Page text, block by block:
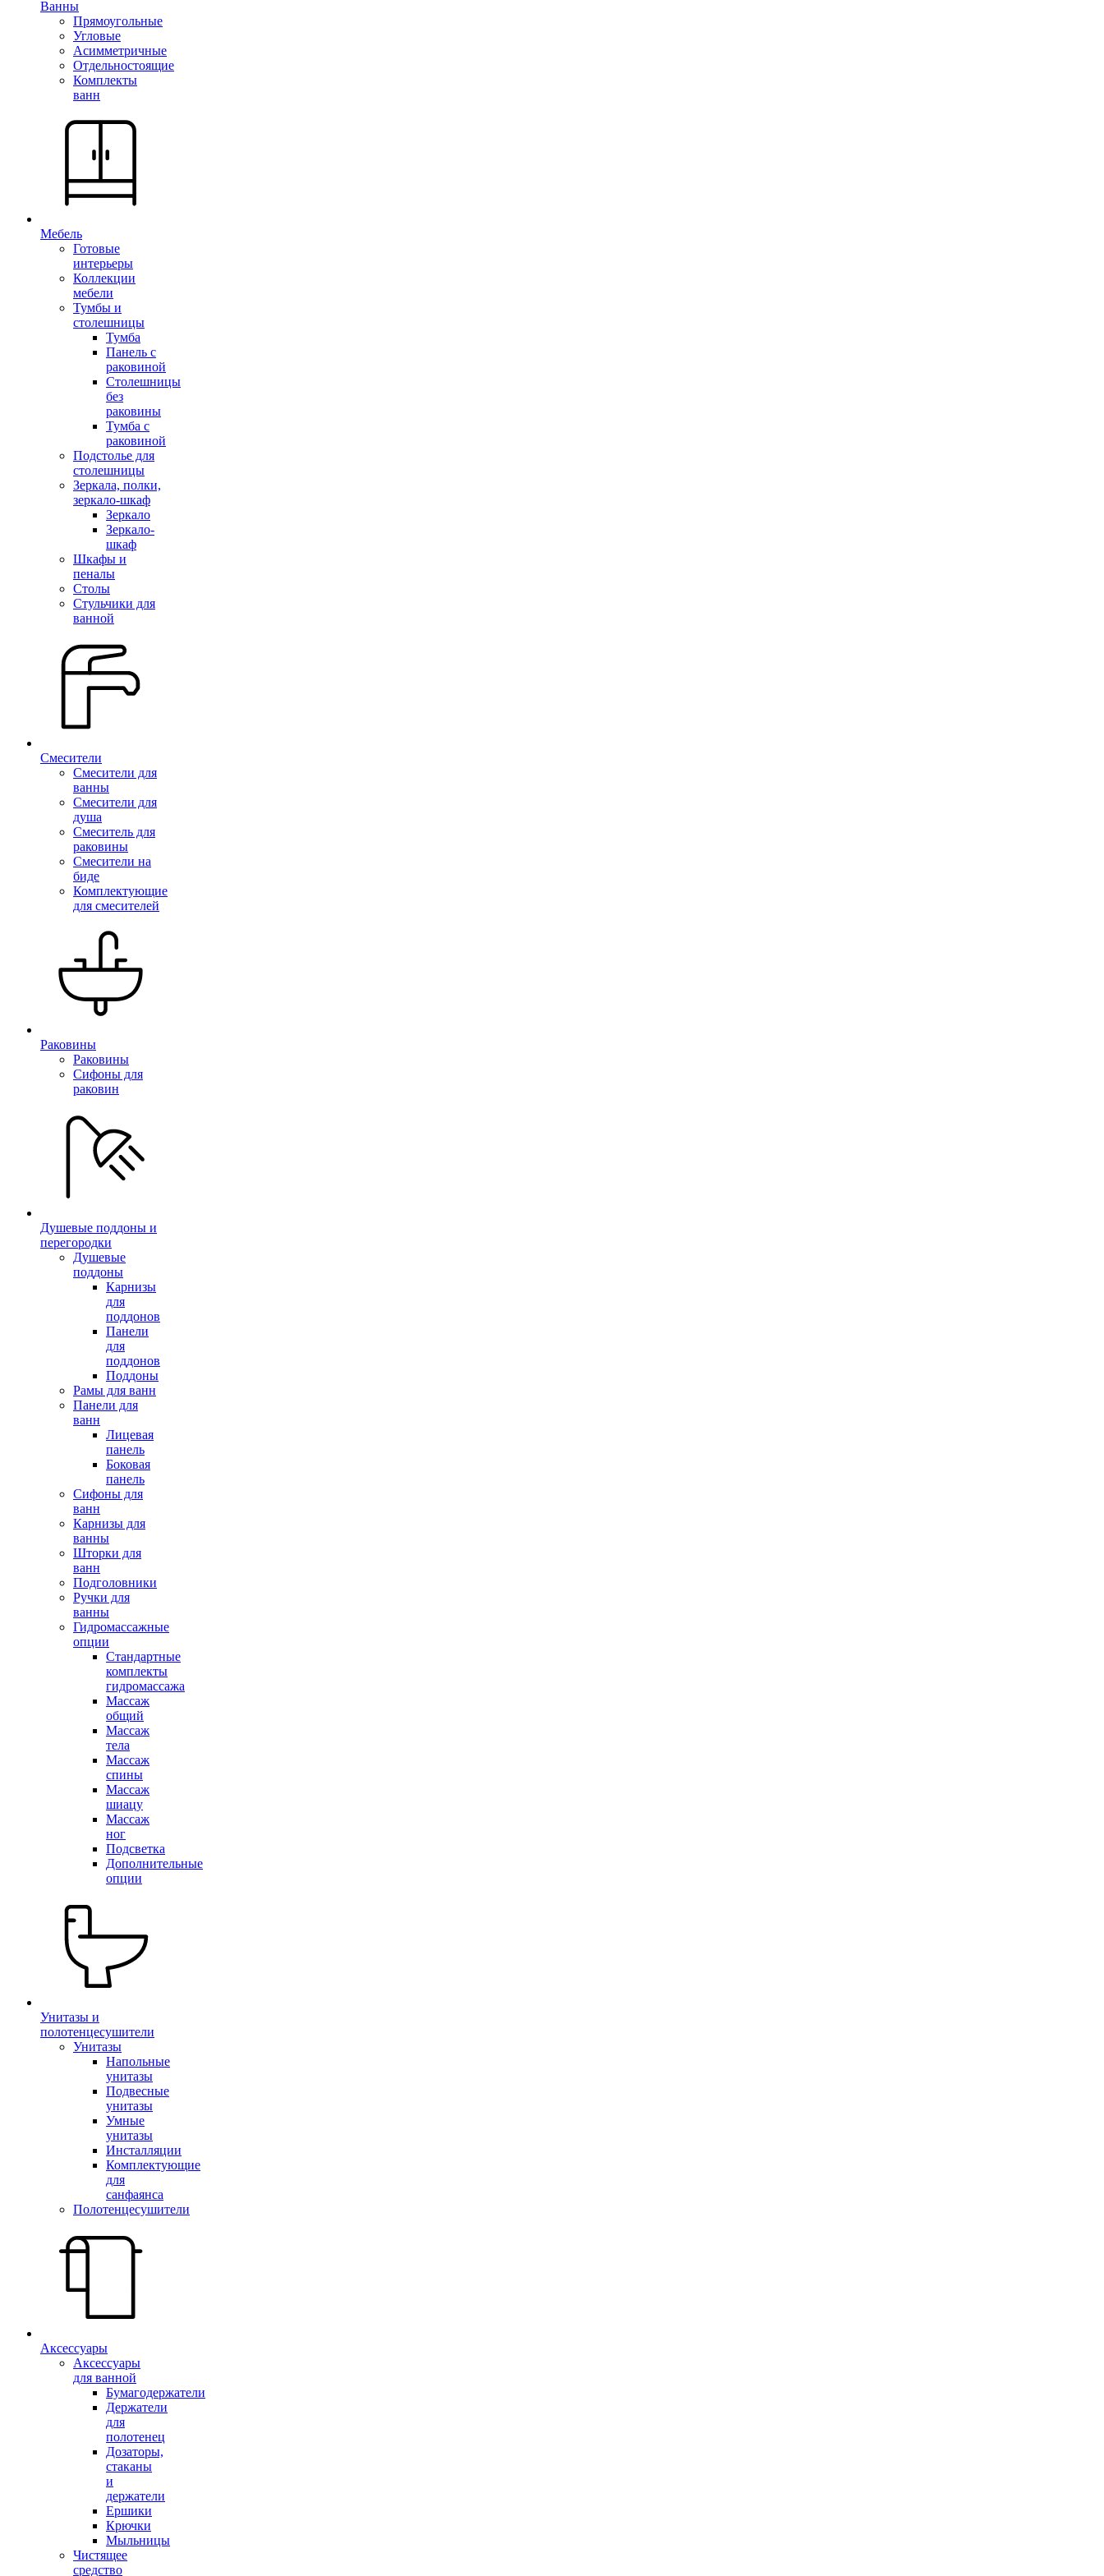
Ванны
Прямоугольные
Угловые
Асимметричные
Отдельностоящие
Комплекты
ванн
Мебель
Готовые
интерьеры
Коллекции
мебели
Тумбы и
столешницы
Тумба
Панель с
раковиной
Столешницы
без
раковины
Тумба с
раковиной
Подстолье для
столешницы
Зеркала, полки,
зеркало-шкаф
Зеркало
Зеркало-
шкаф
Шкафы и
пеналы
Столы
Стульчики для
ванной
Смесители
Смесители для
ванны
Смесители для
душа
Смеситель для
раковины
Смесители на
биде
Комплектующие
для смесителей
Раковины
Раковины
Сифоны для
раковин
Душевые поддоны и
перегородки
Душевые
поддоны
Карнизы
для
поддонов
Панели
для
поддонов
Поддоны
Рамы для ванн
Панели для
ванн
Лицевая
панель
Боковая
панель
Сифоны для
ванн
Карнизы для
ванны
Шторки для
ванн
Подголовники
Ручки для
ванны
Гидромассажные
опции
Стандартные
комплекты
гидромассажа
Массаж
общий
Массаж
тела
Массаж
спины
Массаж
шиацу
Массаж
ног
Подсветка
Дополнительные
опции
Унитазы и
полотенцесушители
Унитазы
Напольные
унитазы
Подвесные
унитазы
Умные
унитазы
Инсталляции
Комплектующие
для
санфаянса
Полотенцесушители
Аксессуары
Аксессуары
для ванной
Бумагодержатели
Держатели
для
полотенец
Дозаторы,
стаканы
и
держатели
Ершики
Крючки
Мыльницы
Чистящее
средство